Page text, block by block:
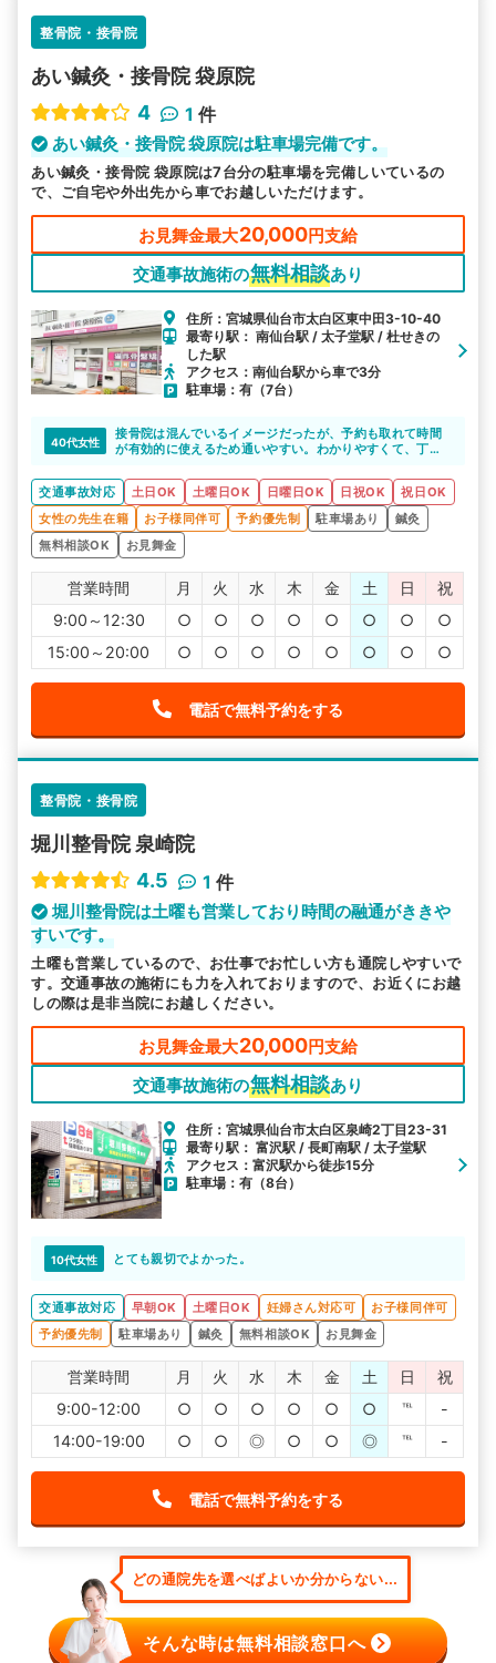
整骨院・接骨院
あい鍼灸・接骨院 袋原院
4
1 件
あい鍼灸・接骨院 袋原院は駐車場完備です。
あい鍼灸・接骨院 袋原院は7台分の駐車場を完備しいているの
で、ご自宅や外出先から車でお越しいただけます。
お見舞金最大20,000円支給
交通事故施術の無料相談あり
住所：宮城県仙台市太白区東中田3-10-40
最寄り駅： 南仙台駅 / 太子堂駅 / 杜せきの
した駅
アクセス：南仙台駅から車で3分
駐車場：有（7台）
40代女性
接骨院は混んでいるイメージだったが、予約も取れて時間
が有効的に使えるため通いやすい。わかりやすくて、丁寧
交通事故対応
土日OK 土曜日OK 日曜日OK 日祝OK
祝日OK
女性の先生在籍
お子様同伴可 予約優先制 駐車場あり
鍼灸
無料相談OK
お見舞金
営業時間 月 火 水 木 金 土 日
祝
9:00～12:30
○ ○ ○ ○ ○ ○ ○
○
15:00～20:00
○ ○ ○ ○ ○ ○ ○ ○
電話で無料予約をする
整骨院・接骨院
堀川整骨院 泉崎院
4.5
1 件
堀川整骨院は土曜も営業しており時間の融通がききや
すいです。
土曜も営業しているので、お仕事でお忙しい方も通院しやすいで
す。交通事故の施術にも力を入れておりますので、お近くにお越
しの際は是非当院にお越しください。
お見舞金最大20,000円支給
交通事故施術の無料相談あり
住所：宮城県仙台市太白区泉崎2丁目23-31
最寄り駅： 富沢駅 / 長町南駅 / 太子堂駅
アクセス：富沢駅から徒歩15分
駐車場：有（8台）
10代女性 とても親切でよかった。
交通事故対応 早朝OK 土曜日OK 妊婦さん対応可
お子様同伴可
予約優先制
駐車場あり 鍼灸 無料相談OK お見舞金
営業時間 月 火 水 木 金 土 日
祝
9:00-12:00
○ ○ ○ ○ ○ ○ ℡
-
14:00-19:00
○ ○ ◎ ○ ○ ◎ ℡ -
電話で無料予約をする
どの通院先を選べばよいか分からない...
そんな時は無料相談窓口へ